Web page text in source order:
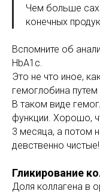
Чем больше
конечных
Вспомните об
HbA1c.
Это не что иное,
гемоглобина
В таком виде
функции. Хорошо,
3 месяца, а потом
девственно чистые!
Гликирование
Доля коллагена в